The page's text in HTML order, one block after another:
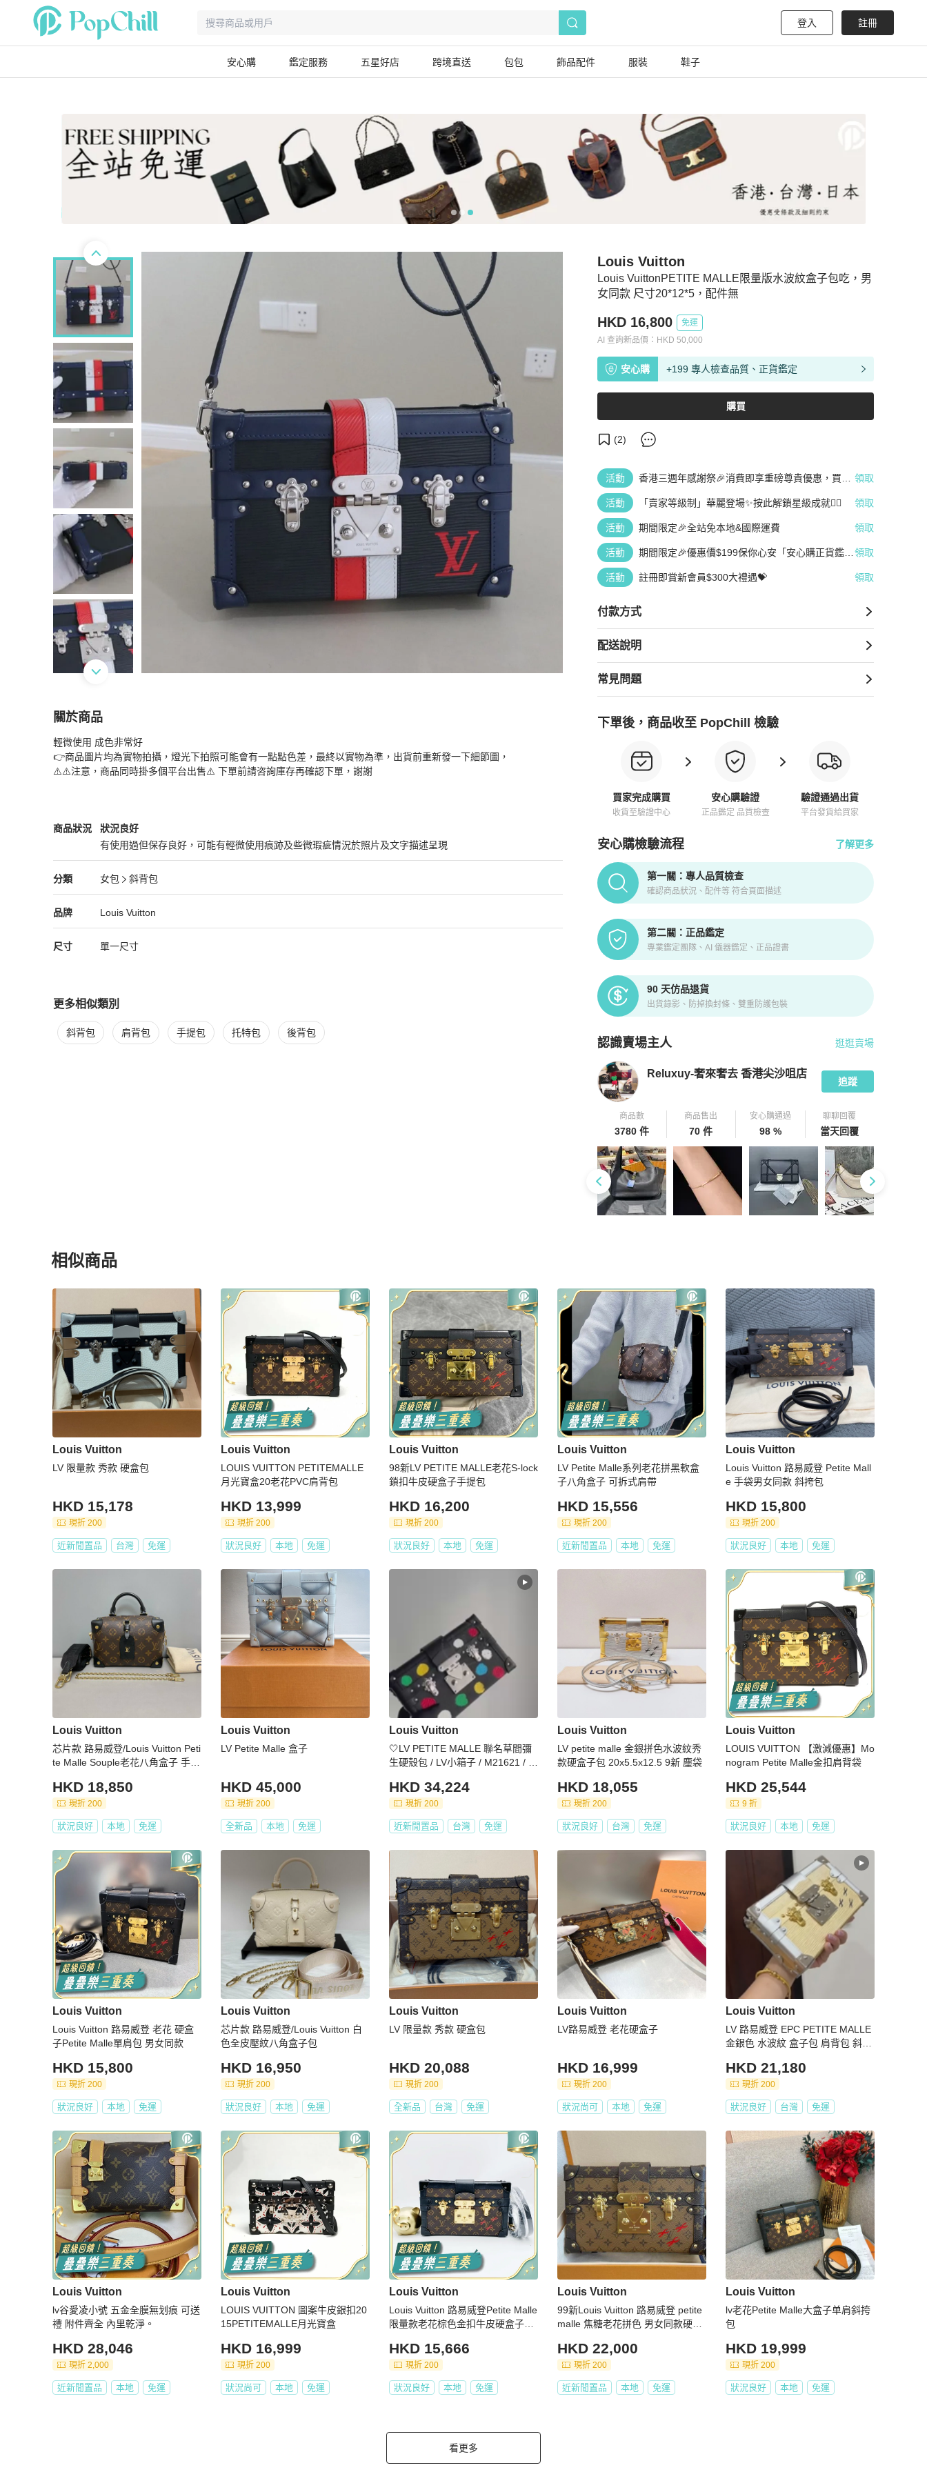
登入 註冊
安心購 鑑定服務 五星好店 跨境直送 包包 飾品配件 服裝 鞋子
Louis VuittonPETITE MALLE限量版水波紋盒子包吃，男
女同款 尺寸20*12*5，配件無
Louis Vuitton
HKD 16,800
免運
AI 查詢新品價： HKD 50,000
安心購 +199 專人檢查品質、正貨鑑定
購買
(2)
活動
香港三週年感謝祭🎉消費即享重磅尊貴優惠，買越
領取
活動 「賣家等級制」華麗登場✨按此解鎖星級成就👆🏻 領取
活動 期間限定🎉全站免本地&國際運費 領取
活動
期間限定🎉優惠價$199保你心安「安心購正貨鑑
領取
活動 註冊即賞新會員$300大禮遇💝 領取
付款方式
配送說明
常見問題
下單後，商品收至 PopChill 檢驗
買家完成購買
收貨至驗證中心
安心購驗證
正品鑑定 品質檢查
驗證通過出貨
平台發貨給買家
安心購檢驗流程 了解更多
PopChill拍拍圈正品驗證、安心購檢驗流程介紹
第一關：專人品質檢查
確認商品狀況、配件等 符合頁面描述
第二關：正品鑑定
專業鑑定團隊、AI 儀器鑑定、正品證書
90 天仿品退貨
出貨錄影、防掉換封條、雙重防護包裝
認識賣場主人
PopChill 拍拍圈嚴選賣家 Reluxuy-奢來奢去 香港尖沙咀店
逛逛賣場
Reluxuy-奢來奢去 香港尖沙咀店
追蹤
商品數
3780 件
商品售出
70 件
安心購通過
98 %
聊聊回覆
當天回覆
關於商品
關於Louis VuittonPETITE MALLE限量版水波紋盒子包吃，男女同款 尺寸20*12*5，配件無
輕微使用 成色非常好
👉商品圖片均為實物拍攝，燈光下拍照可能會有一點點色差，最終以實物為準，出貨前重新發一下細節圖，
⚠️⚠️注意，商品同時掛多個平台出售⚠️ 下單前請咨詢庫存再確認下單，謝謝
商品狀況
Louis Vuitton女包商品狀態與細節
狀況良好
有使用過但保存良好，可能有輕微使用痕跡及些微瑕疵情況於照片及文字描述呈現
狀況良好
分類
Louis Vuitton女包 分類資訊
女包
斜背包
女包/斜背包推薦
品牌
Louis Vuitton精品女包品牌介紹
Louis Vuitton
Louis Vuitton推薦清單
尺寸 單一尺寸
更多相似類別
更多Louis Vuitton女包 相似商品推薦
斜背包 肩背包 手提包 托特包 後背包
相似商品
更多相似Louis Vuitton女包推薦精品
Louis Vuitton
LV 限量款 秀款 硬盒包
HKD 15,178
現折 200
近新閒置品 台灣 免運
Louis Vuitton
LOUIS VUITTON PETITEMALLE
月光寶盒20老花PVC肩背包
HKD 13,999
現折 200
狀況良好 本地 免運
Louis Vuitton
98新LV PETITE MALLE老花S-lock
鎖扣牛皮硬盒子手提包
HKD 16,200
現折 200
狀況良好 本地 免運
Louis Vuitton
LV Petite Malle系列老花拼黑軟盒
子八角盒子 可拆式肩帶
HKD 15,556
現折 200
近新閒置品 本地 免運
Louis Vuitton
Louis Vuitton 路易威登 Petite Mall
e 手袋男女同款 斜挎包
HKD 15,800
現折 200
狀況良好 本地 免運
Louis Vuitton
芯片款 路易威登/Louis Vuitton Peti
te Malle Souple老花八角盒子 手提
HKD 18,850
現折 200
狀況良好 本地 免運
Louis Vuitton
LV Petite Malle 盒子
HKD 45,000
現折 200
全新品 本地 免運
Louis Vuitton
🤍LV PETITE MALLE 聯名草間彌
生硬殼包 / LV小箱子 / M21621 / M
HKD 34,224
現折 200
近新閒置品 台灣 免運
Louis Vuitton
LV petite malle 金銀拼色水波紋秀
款硬盒子包 20x5.5x12.5 9新 塵袋
HKD 18,055
現折 200
狀況良好 台灣 免運
Louis Vuitton
LOUIS VUITTON 【激減優惠】Mo
nogram Petite Malle金扣肩背袋
HKD 25,544
9 折
狀況良好 本地 免運
Louis Vuitton
Louis Vuitton 路易威登 老花 硬盒
子Petite Malle單肩包 男女同款
HKD 15,800
現折 200
狀況良好 本地 免運
Louis Vuitton
芯片款 路易威登/Louis Vuitton 白
色全皮壓紋八角盒子包
HKD 16,950
現折 200
狀況良好 本地 免運
Louis Vuitton
LV 限量款 秀款 硬盒包
HKD 20,088
現折 200
全新品 台灣 免運
Louis Vuitton
LV路易威登 老花硬盒子
HKD 16,999
現折 200
狀況尚可 本地 免運
Louis Vuitton
LV 路易威登 EPC PETITE MALLE
金銀色 水波紋 盒子包 肩背包 斜背
HKD 21,180
現折 200
狀況良好 台灣 免運
Louis Vuitton
lv谷愛凌小號 五金全膜無划痕 可送
禮 附件齊全 內里乾淨。
HKD 28,046
現折 2,000
近新閒置品 本地 免運
Louis Vuitton
LOUIS VUITTON 圖案牛皮銀扣20
15PETITEMALLE月光寶盒
HKD 16,999
現折 200
狀況尚可 本地 免運
Louis Vuitton
Louis Vuitton 路易威登Petite Malle
限量款老花棕色金扣牛皮硬盒子單
HKD 15,666
現折 200
狀況良好 本地 免運
Louis Vuitton
99新Louis Vuitton 路易威登 petite
malle 焦糖老花拼色 男女同款硬盒
HKD 22,000
現折 200
近新閒置品 本地 免運
Louis Vuitton
lv老花Petite Malle大盒子单肩斜挎
包
HKD 19,999
現折 200
狀況良好 本地 免運
看更多